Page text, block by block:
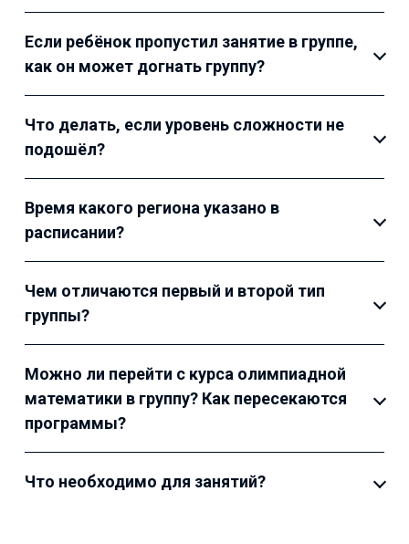
Если ребёнок пропустил занятие в группе,
как он может догнать группу?
Что делать, если уровень сложности не
подошёл?
Время какого региона указано в
расписании?
Чем отличаются первый и второй тип
группы?
Можно ли перейти с курса олимпиадной
математики в группу? Как пересекаются
программы?
Что необходимо для занятий?